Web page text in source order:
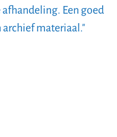
Een goed
archief materiaal."